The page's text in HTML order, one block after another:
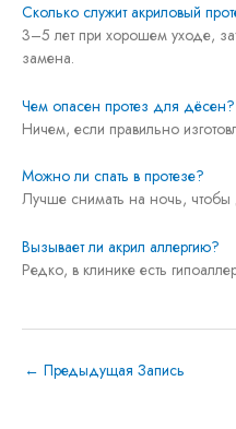
Сколько служит акриловый
3–5 лет при хорошем уходе,
замена.
Чем опасен протез для дёсен?
Ничем, если правильно
Можно ли спать в протезе?
Лучше снимать на ночь,
Вызывает ли акрил аллергию?
Редко, в клинике есть
← Предыдущая Запись